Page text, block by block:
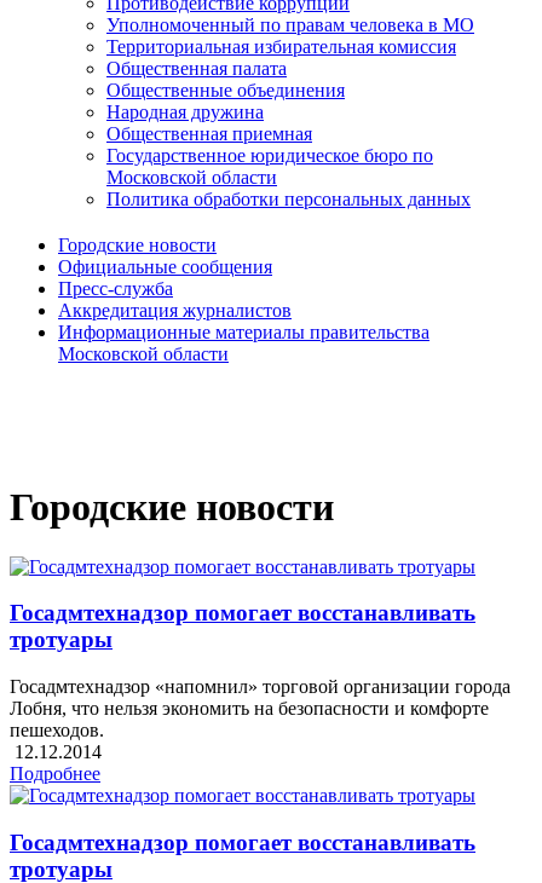
Уполномоченный по правам человека в МО
Территориальная избирательная комиссия
Общественная палата
Общественные объединения
Народная дружина
Общественная приемная
Государственное юридическое бюро по
Московской области
Политика обработки персональных данных
Городские новости
Официальные сообщения
Пресс-служба
Аккредитация журналистов
Информационные материалы правительства
Московской области
Городские новости
Госадмтехнадзор помогает восстанавливать
тротуары
Госадмтехнадзор «напомнил» торговой организации города
Лобня, что нельзя экономить на безопасности и комфорте
пешеходов.
12.12.2014
Подробнее
Госадмтехнадзор помогает восстанавливать
тротуары